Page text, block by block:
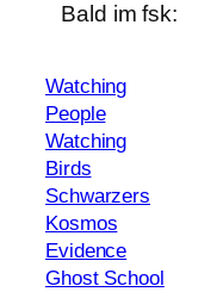
Bald im fsk:
Watching
People
Watching
Birds
Schwarzers
Kosmos
Evidence
Ghost School